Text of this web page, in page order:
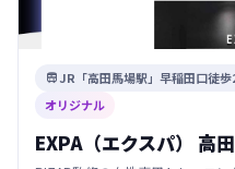
 JR「高田馬場駅」早稲田口徒
オリジナル
EXPA（エクスパ） 高